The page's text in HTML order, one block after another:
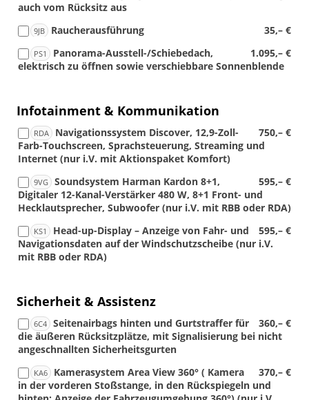
auch vom Rücksitz aus
9JB 35,– €
Raucherausführung
PS1 1.095,– €
Panorama-Ausstell-/Schiebedach,
elektrisch zu öffnen sowie verschiebbare Sonnenblende
Infotainment & Kommunikation
RDA 750,– €
Navigationssystem Discover, 12,9-Zoll-
Farb-Touchscreen, Sprachsteuerung, Streaming und
Internet (nur i.V. mit Aktionspaket Komfort)
9VG 595,– €
Soundsystem Harman Kardon 8+1,
Digitaler 12-Kanal-Verstärker 480 W, 8+1 Front- und
Hecklautsprecher, Subwoofer (nur i.V. mit RBB oder RDA)
KS1 595,– €
Head-up-Display – Anzeige von Fahr- und
Navigationsdaten auf der Windschutzscheibe (nur i.V.
mit RBB oder RDA)
Sicherheit & Assistenz
6C4 360,– €
Seitenairbags hinten und Gurtstraffer für
die äußeren Rücksitzplätze, mit Signalisierung bei nicht
angeschnallten Sicherheitsgurten
KA6 370,– €
Kamerasystem Area View 360° ( Kamera
in der vorderen Stoßstange, in den Rückspiegeln und